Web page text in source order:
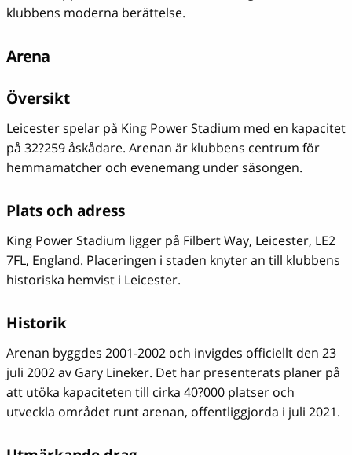
klubbens moderna berättelse.
Arena
Översikt
Leicester spelar på King Power Stadium med en kapacitet
på 32?259 åskådare. Arenan är klubbens centrum för
hemmamatcher och evenemang under säsongen.
Plats och adress
King Power Stadium ligger på Filbert Way, Leicester, LE2
7FL, England. Placeringen i staden knyter an till klubbens
historiska hemvist i Leicester.
Historik
Arenan byggdes 2001-2002 och invigdes officiellt den 23
juli 2002 av Gary Lineker. Det har presenterats planer på
att utöka kapaciteten till cirka 40?000 platser och
utveckla området runt arenan, offentliggjorda i juli 2021.